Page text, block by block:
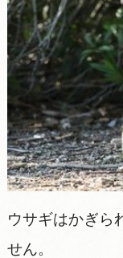
ウサギはかぎら
せん。